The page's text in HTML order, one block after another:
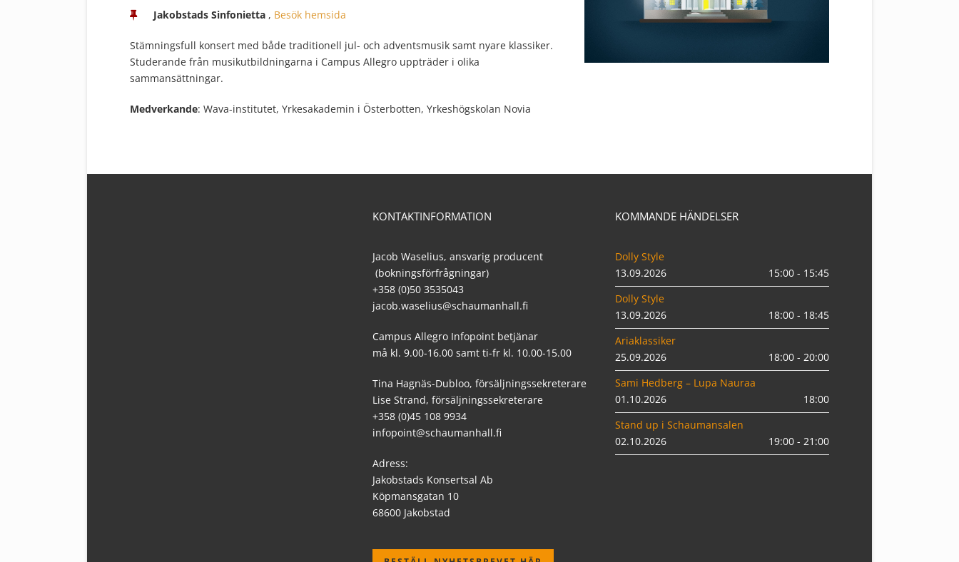
Jakobstads Sinfonietta , Besök hemsida
Stämningsfull konsert med både traditionell jul- och adventsmusik samt nyare klassiker.
Studerande från musikutbildningarna i Campus Allegro uppträder i olika
sammansättningar.
Medverkande: Wava-institutet, Yrkesakademin i Österbotten, Yrkeshögskolan Novia
KONTAKTINFORMATION
Jacob Waselius, ansvarig producent
(bokningsförfrågningar)
+358 (0)50 3535043
jacob.waselius@schaumanhall.fi
Campus Allegro Infopoint betjänar
må kl. 9.00-16.00 samt ti-fr kl. 10.00-15.00
Tina Hagnäs-Dubloo, försäljningssekreterare
Lise Strand, försäljningssekreterare
+358 (0)45 108 9934
infopoint@schaumanhall.fi
Adress:
Jakobstads Konsertsal Ab
Köpmansgatan 10
68600 Jakobstad
KOMMANDE HÄNDELSER
Dolly Style
13.09.2026
15:00 - 15:45
Dolly Style
13.09.2026
18:00 - 18:45
Ariaklassiker
25.09.2026
18:00 - 20:00
Sami Hedberg – Lupa Nauraa
01.10.2026
18:00
Stand up i Schaumansalen
02.10.2026
19:00 - 21:00